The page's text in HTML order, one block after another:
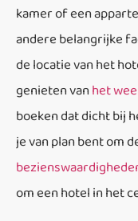
kamer of een
andere belangrijke
de locatie van het
genieten vanhet
boeken dat dicht bij
je van plan bent om
om een hotel in het